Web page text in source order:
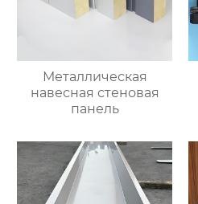
Металлическая
навесная стеновая
панель